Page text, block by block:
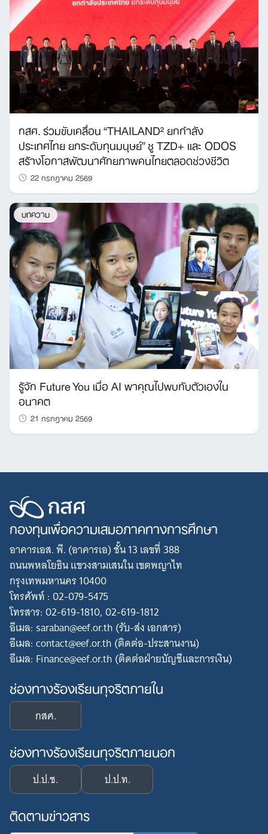
กสศ. ร่วมขับเคลื่อน “THAILAND² ยกกำลัง
ประเทศไทย ยกระดับทุนมนุษย์” ชู TZD+ และ ODOS
สร้างโอกาสพัฒนาศักยภาพคนไทยตลอดช่วงชีวิต
22 กรกฎาคม 2569
บทความ
รู้จัก Future You เมื่อ AI พาคุณไปพบกับตัวเองใน
อนาคต
21 กรกฎาคม 2569
กองทุนเพื่อความเสมอภาคทางการศึกษา
อาคารเอส. พี. (อาคารเอ) ชั้น 13 เลขที่ 388
ถนนพหลโยธิน แขวงสามเสนใน เขตพญาไท
กรุงเทพมหานคร 10400
โทรศัพท์ : 02-079-5475
โทรสาร: 02-619-1810, 02-619-1812
อีเมล: saraban@eef.or.th (รับ-ส่ง เอกสาร)
อีเมล: contact@eef.or.th (ติดต่อ-ประสานงาน)
อีเมล: Finance@eef.or.th (ติดต่อฝ่ายบัญชีและการเงิน)
ช่องทางร้องเรียนทุจริตภายใน
กสศ.
ช่องทางร้องเรียนทุจริตภายนอก
ป.ป.ช. ป.ป.ท.
ติดตามข่าวสาร